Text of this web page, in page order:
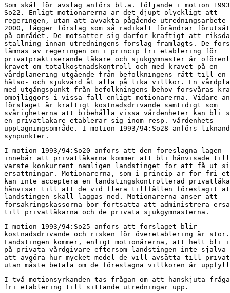
Som skäl för avslag anförs bl.a. följande i motion
So22. Enligt motionärerna är det djupt olyckligt att
regeringen, utan att avvakta pågående utredningsarbete
2000, lägger förslag som så radikalt förändrar
på området. De motsätter sig därför kraftigt att
ställning innan utredningens förslag framlagts. De
lämnas av regeringen om i princip fri etablering för
privatpraktiserande läkare och sjukgymnaster är
kravet om totalkostnadskontroll och med kravet på en
vårdplanering utgående från befolkningens rätt till en
hälso- och sjukvård åt alla på lika villkor. En
med utgångspunkt från befolkningens behov försvåras
omöjliggörs i vissa fall enligt motionärerna. Vidare
förslaget är kraftigt kostnadsdrivande samtidigt som
svårigheterna att bibehålla vissa vårdenheter kan bli
en privatläkare etablerar sig inom resp. vårdenhets
upptagningsområde. I motion 1993/94:So28 anförs
synpunkter.
I motion 1993/94:So20 anförs att den föreslagna lagen
innebär att privatläkarna kommer att bli hänvisade
värste konkurrent nämligen landstinget för att få ut
ersättningar. Motionärerna, som i princip är för fri
kan inte acceptera en landstingskontrollerad
hänvisar till att de vid flera tillfällen föreslagit
landstingen skall läggas ned. Motionärerna anser att
försäkringskassorna bör fortsätta att administrera
till privatläkarna och de privata sjukgymnasterna.
I motion 1993/94:So25 anförs att förslaget blir
kostnadsdrivande och risken för överetablering är stor.
Landstingen kommer, enligt motionärerna, att helt bli i
på privata vårdgivare eftersom landstingen inte själva
att avgöra hur mycket medel de vill avsätta till
utan måste betala om de föreslagna villkoren är
I två motionsyrkanden tas frågan om att hänskjuta
fri etablering till sittande utredningar upp.